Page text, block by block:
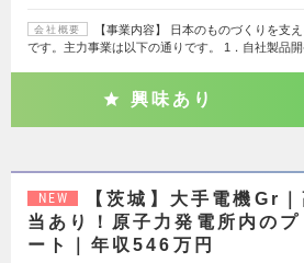
会社概要
【事業内容】 日本のものづくりを支
です。主力事業は以下の通りです。 1．自社製品
興味あり
NEW
【茨城】大手電機Gr
当あり！原子力発電所内の
ート｜年収546万円